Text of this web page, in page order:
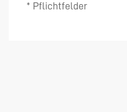
* Pflichtfelder